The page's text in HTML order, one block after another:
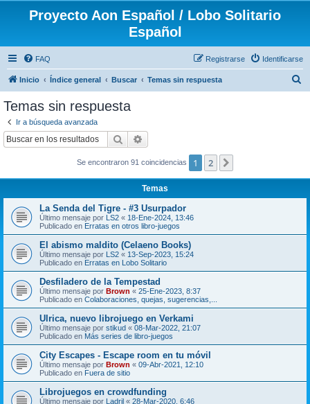
Proyecto Aon Español / Lobo Solitario
Español
FAQ Identificarse
Registrarse
Inicio Índice general Buscar Temas sin respuesta
Temas sin respuesta
Ir a búsqueda avanzada
Buscar
Se encontraron 91 coincidencias 1 2
Temas
La Senda del Tigre - #3 Usurpador
Último mensaje por LS2 « 18-Ene-2024, 13:46
Publicado en Erratas en otros libro-juegos
El abismo maldito (Celaeno Books)
Último mensaje por LS2 « 13-Sep-2023, 15:24
Publicado en Erratas en Lobo Solitario
Desfiladero de la Tempestad
Último mensaje por Brown « 25-Ene-2023, 8:37
Publicado en Colaboraciones, quejas, sugerencias,...
Ulrica, nuevo librojuego en Verkami
Último mensaje por stikud « 08-Mar-2022, 21:07
Publicado en Más series de libro-juegos
City Escapes - Escape room en tu móvil
Último mensaje por Brown « 09-Abr-2021, 12:10
Publicado en Fuera de sitio
Librojuegos en crowdfunding
Último mensaje por Ladril « 28-Mar-2020, 6:46